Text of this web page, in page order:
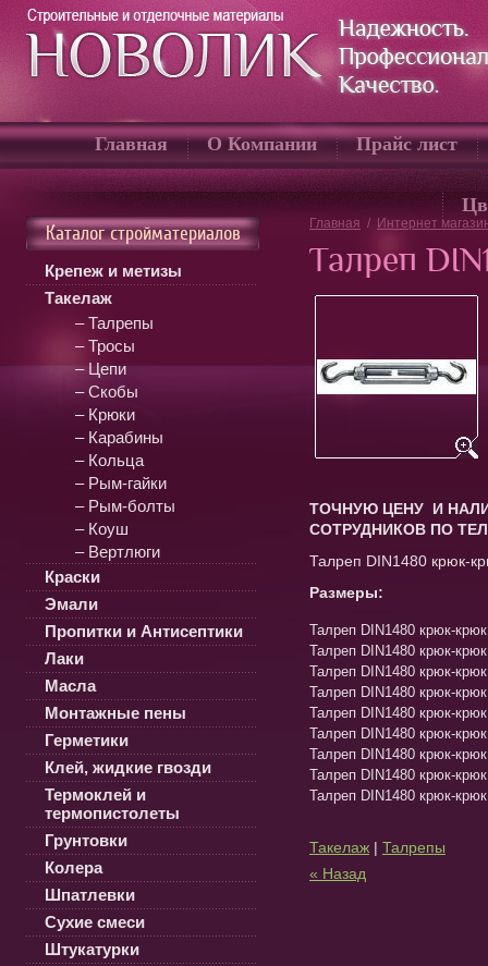
Главная О Компании Прайс лист
Каталог стройматериалов
Крепеж и метизы
Такелаж
– Талрепы
– Тросы
– Цепи
– Скобы
– Крюки
– Карабины
– Кольца
– Рым-гайки
– Рым-болты
– Коуш
– Вертлюги
Краски
Эмали
Пропитки и Антисептики
Лаки
Масла
Монтажные пены
Герметики
Клей, жидкие гвозди
Термоклей и
термопистолеты
Грунтовки
Колера
Шпатлевки
Сухие смеси
Штукатурки
Главная / Интернет
Талреп
ТОЧНУЮ ЦЕНУ И
СОТРУДНИКОВ ПО
Талреп DIN1480 крюк-
Размеры:
Талреп DIN1480 крюк-
Талреп DIN1480 крюк-
Талреп DIN1480 крюк-
Талреп DIN1480 крюк-
Талреп DIN1480 крюк-
Талреп DIN1480 крюк-
Талреп DIN1480 крюк-
Талреп DIN1480 крюк-
Талреп DIN1480 крюк-
Такелаж | Талрепы
« Назад